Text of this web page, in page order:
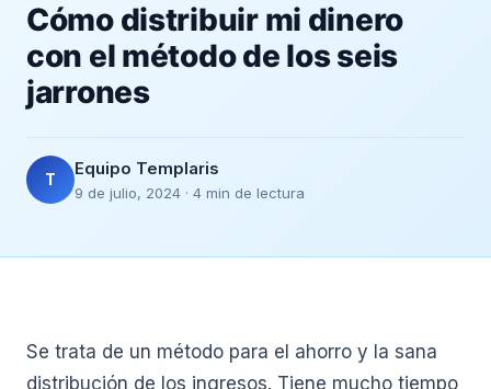
Cómo distribuir mi dinero
con el método de los seis
jarrones
T
Equipo Templaris
9 de julio, 2024 · 4 min de lectura
Se trata de un método para el ahorro y la sana
distribución de los ingresos. Tiene mucho tiempo